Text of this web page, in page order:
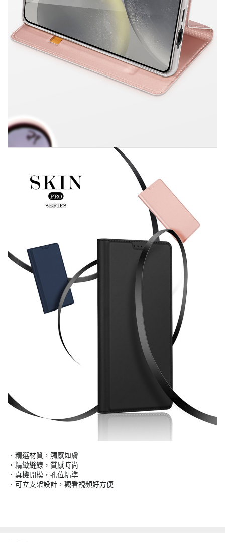
．精選材質，觸感如膚
．精緻縫線，質感時尚
．真機開模，孔位精準
．可立支架設計，觀看視頻好方便